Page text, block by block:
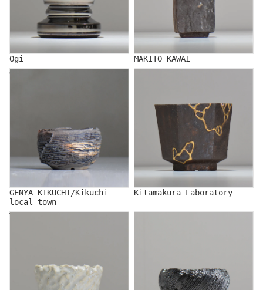
Ogi
MAKITO KAWAI
GENYA KIKUCHI/Kikuchi
GENYA KIKUCHI/Kikuchi
local town
Kitamakura Laboratory
TAKASHI KIMURA GLOWERS/グロワーズ